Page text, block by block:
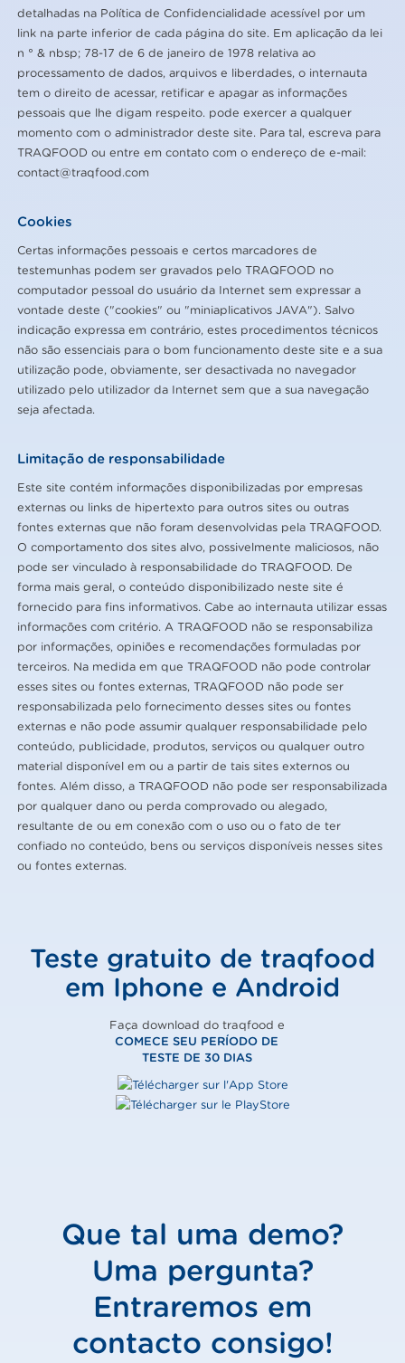
detalhadas na Política de Confidencialidade acessível por um
link na parte inferior de cada página do site. Em aplicação da lei
n ° & nbsp; 78-17 de 6 de janeiro de 1978 relativa ao
processamento de dados, arquivos e liberdades, o internauta
tem o direito de acessar, retificar e apagar as informações
pessoais que lhe digam respeito. pode exercer a qualquer
momento com o administrador deste site. Para tal, escreva para
TRAQFOOD ou entre em contato com o endereço de e-mail:
contact@traqfood.com
Cookies
Certas informações pessoais e certos marcadores de
testemunhas podem ser gravados pelo TRAQFOOD no
computador pessoal do usuário da Internet sem expressar a
vontade deste ("cookies" ou "miniaplicativos JAVA"). Salvo
indicação expressa em contrário, estes procedimentos técnicos
não são essenciais para o bom funcionamento deste site e a sua
utilização pode, obviamente, ser desactivada no navegador
utilizado pelo utilizador da Internet sem que a sua navegação
seja afectada.
Limitação de responsabilidade
Este site contém informações disponibilizadas por empresas
externas ou links de hipertexto para outros sites ou outras
fontes externas que não foram desenvolvidas pela TRAQFOOD.
O comportamento dos sites alvo, possivelmente maliciosos, não
pode ser vinculado à responsabilidade do TRAQFOOD. De
forma mais geral, o conteúdo disponibilizado neste site é
fornecido para fins informativos. Cabe ao internauta utilizar essas
informações com critério. A TRAQFOOD não se responsabiliza
por informações, opiniões e recomendações formuladas por
terceiros. Na medida em que TRAQFOOD não pode controlar
esses sites ou fontes externas, TRAQFOOD não pode ser
responsabilizada pelo fornecimento desses sites ou fontes
externas e não pode assumir qualquer responsabilidade pelo
conteúdo, publicidade, produtos, serviços ou qualquer outro
material disponível em ou a partir de tais sites externos ou
fontes. Além disso, a TRAQFOOD não pode ser responsabilizada
por qualquer dano ou perda comprovado ou alegado,
resultante de ou em conexão com o uso ou o fato de ter
confiado no conteúdo, bens ou serviços disponíveis nesses sites
ou fontes externas.
Teste gratuito de traqfood
em Iphone e Android
Faça download do traqfood e
COMECE SEU PERÍODO DE
TESTE DE 30 DIAS
Que tal uma demo?
Uma pergunta?
Entraremos em
contacto consigo!